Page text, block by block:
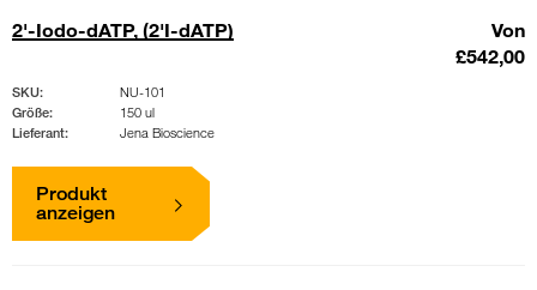
2'-Iodo-dATP, (2'I-dATP)
Von
£542,00
SKU:
NU-101
Größe:
150 ul
Lieferant:
Jena Bioscience
Produkt
anzeigen